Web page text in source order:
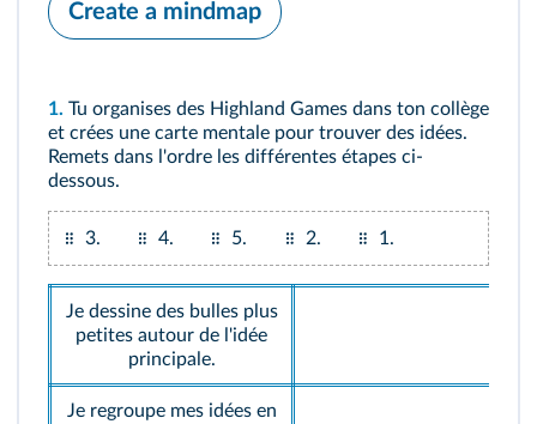
Create a mindmap
1. Tu organises des Highland Games dans ton collège
et crées une carte mentale pour trouver des idées.
Remets dans l'ordre les différentes étapes ci-
dessous.
3. 4. 5. 2. 1.
Je dessine des bulles plus
petites autour de l'idée
principale.
Je regroupe mes idées en